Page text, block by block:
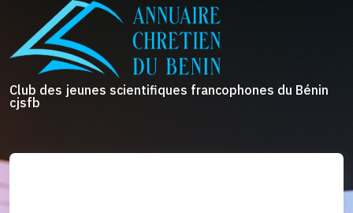
Club des jeunes scientifiques francophones du Bénin
cjsfb